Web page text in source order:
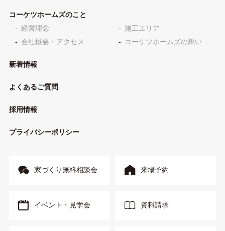
コーケツホームズのこと
経営理念
施工エリア
会社概要・アクセス
コーケツホームズの想い
新着情報
よくあるご質問
採用情報
プライバシーポリシー
家づくり無料相談会 来場予約
イベント・見学会 資料請求